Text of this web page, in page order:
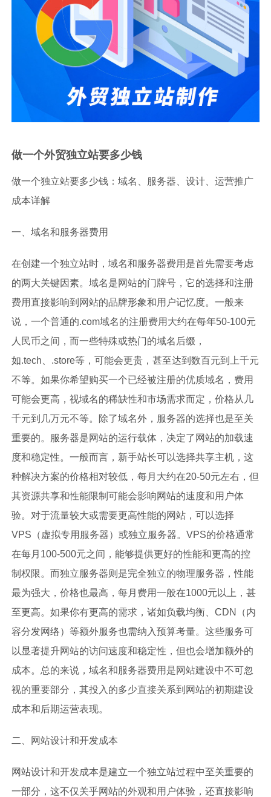
做一个外贸独立站要多少钱
做一个独立站要多少钱：域名、服务器、设计、运营推广
成本详解
一、域名和服务器费用
在创建一个独立站时，域名和服务器费用是首先需要考虑
的两大关键因素。域名是网站的门牌号，它的选择和注册
费用直接影响到网站的品牌形象和用户记忆度。一般来
说，一个普通的.com域名的注册费用大约在每年50-100元
人民币之间，而一些特殊或热门的域名后缀，
如.tech、.store等，可能会更贵，甚至达到数百元到上千元
不等。如果你希望购买一个已经被注册的优质域名，费用
可能会更高，视域名的稀缺性和市场需求而定，价格从几
千元到几万元不等。除了域名外，服务器的选择也是至关
重要的。服务器是网站的运行载体，决定了网站的加载速
度和稳定性。一般而言，新手站长可以选择共享主机，这
种解决方案的价格相对较低，每月大约在20-50元左右，但
其资源共享和性能限制可能会影响网站的速度和用户体
验。对于流量较大或需要更高性能的网站，可以选择
VPS（虚拟专用服务器）或独立服务器。VPS的价格通常
在每月100-500元之间，能够提供更好的性能和更高的控
制权限。而独立服务器则是完全独立的物理服务器，性能
最为强大，价格也最高，每月费用一般在1000元以上，甚
至更高。如果你有更高的需求，诸如负载均衡、CDN（内
容分发网络）等额外服务也需纳入预算考量。这些服务可
以显著提升网站的访问速度和稳定性，但也会增加额外的
成本。总的来说，域名和服务器费用是网站建设中不可忽
视的重要部分，其投入的多少直接关系到网站的初期建设
成本和后期运营表现。
二、网站设计和开发成本
网站设计和开发成本是建立一个独立站过程中至关重要的
一部分，这不仅关乎网站的外观和用户体验，还直接影响